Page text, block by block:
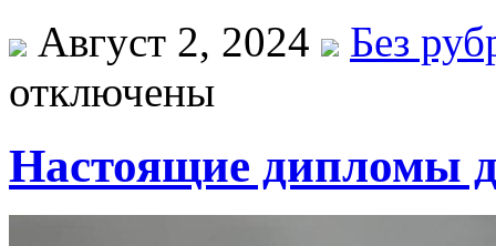
Август 2, 2024
Без
отключены
Настоящие дипломы